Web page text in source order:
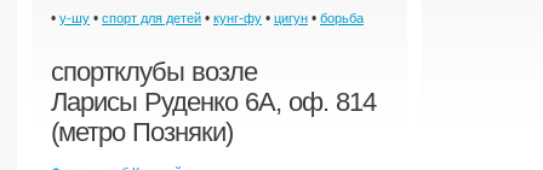
• у-шу • спорт для детей • кунг-фу • цигун • борьба
спортклубы возле
Ларисы Руденко 6А, оф. 814
(метро Позняки)